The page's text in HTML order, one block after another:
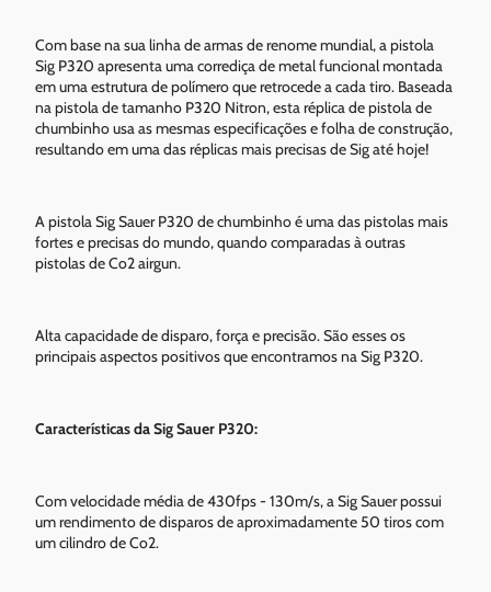
Com base na sua linha de armas de renome mundial, a pistola
Sig P320 apresenta uma corrediça de metal funcional montada
em uma estrutura de polímero que retrocede a cada tiro. Baseada
na pistola de tamanho P320 Nitron, esta réplica de pistola de
chumbinho usa as mesmas especificações e folha de construção,
resultando em uma das réplicas mais precisas de Sig até hoje!
A pistola Sig Sauer P320 de chumbinho é uma das pistolas mais
fortes e precisas do mundo, quando comparadas à outras
pistolas de Co2 airgun.
Alta capacidade de disparo, força e precisão. São esses os
principais aspectos positivos que encontramos na Sig P320.
Características da Sig Sauer P320:
Com velocidade média de 430fps - 130m/s, a Sig Sauer possui
um rendimento de disparos de aproximadamente 50 tiros com
um cilindro de Co2.